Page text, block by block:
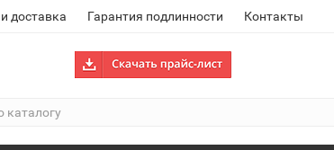
доставка Гарантия подлинности Контакты